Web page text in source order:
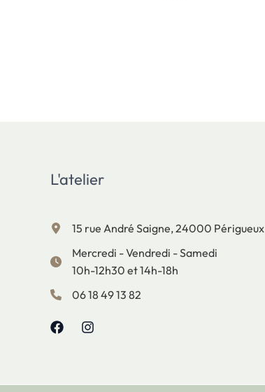
L'atelier
15 rue André Saigne, 24000 Périgueux
Mercredi - Vendredi - Samedi
10h-12h30 et 14h-18h
06 18 49 13 82